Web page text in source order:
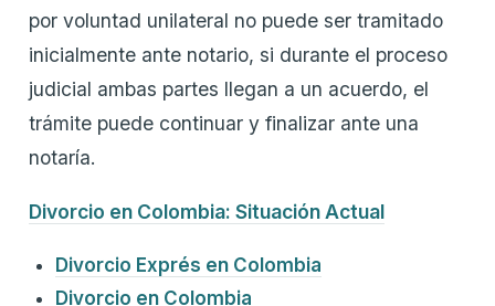
por voluntad unilateral no puede ser tramitado
inicialmente ante notario, si durante el proceso
judicial ambas partes llegan a un acuerdo, el
trámite puede continuar y finalizar ante una
notaría.
Divorcio en Colombia: Situación Actual
Divorcio Exprés en Colombia
Divorcio en Colombia